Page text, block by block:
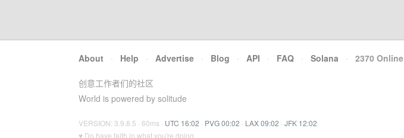
About · Help · Advertise · Blog · API · FAQ · Solana · 2370 Online
创意工作者们的社区
World is powered by solitude
VERSION: 3.9.8.5 · 60ms · UTC 16:02 · PVG 00:02 · LAX 09:02 · JFK 12:02
♥ Do have faith in what you're doing.